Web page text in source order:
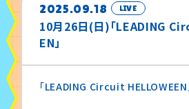
2025.09.18 LIVE
10月26日(日)「LEADING
EN」
「LEADING Circuit HELLOWEEN